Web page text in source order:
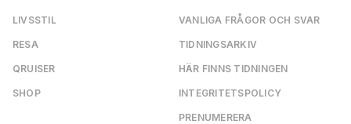
LIVSSTIL
RESA
QRUISER
SHOP
VANLIGA FRÅGOR OCH SVAR
TIDNINGSARKIV
HÄR FINNS TIDNINGEN
INTEGRITETSPOLICY
PRENUMERERA